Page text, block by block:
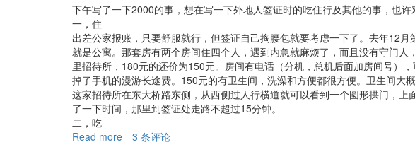
成
11/03/2008
下午写了一下2000的事，想在写一下外地人签证时的吃住行及其他的事，也许
一，住
出差公家报账，只要舒服就行，但签证自己掏腰包就要考虑一下了。去年12
就是公寓。那套房有两个房间住四个人，遇到内急就麻烦了，而且没有守门
里招待所，180元的还价为150元。房间有电话（分机，总机后面加房间号）
掉了手机的漫游长途费。150元的有卫生间，洗澡和方便都很方便。卫生间大
这家招待所在东大桥路东侧，从西侧过人行横道就可以看到一个圆形拱门，上
了一下时间，那里到签证处走路不超过15分钟。
二，吃
Read more about
3 条评论